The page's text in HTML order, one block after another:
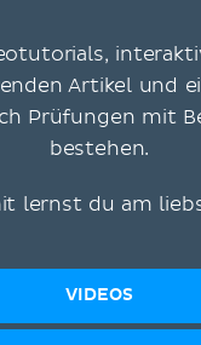
Artikel und
Prüfungen mit
bestehen.
lernst du am
VIDEOS